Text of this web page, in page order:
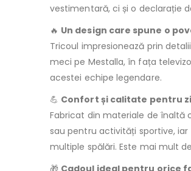
vestimentară, ci și o declarație
🔥 Un design care spune o
Tricoul impresionează prin
meci pe Mestalla, în fața
acestei echipe legendare.
💪 Confort și calitate pentru
Fabricat din materiale de înaltă
sau pentru activități sportive,
multiple spălări. Este mai mult